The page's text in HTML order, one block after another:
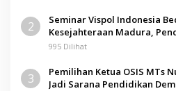
2
Seminar Vispol Indonesia
Kesejahteraan Madura,
Kunci
995 Dilihat
3
Pemilihan Ketua OSIS MTs
Jadi Sarana Pendidikan